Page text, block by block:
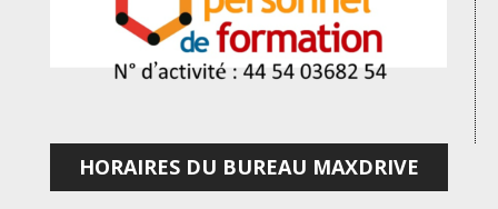
HORAIRES DU BUREAU MAXDRIVE